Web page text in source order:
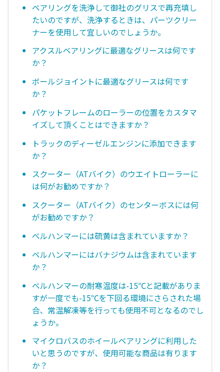
ベアリングを洗浄して御社のグリスで再充填し
たいのですが、洗浄するときは、パーツクリー
ナーを使用して宜しいのでしょうか。
アクスルベアリングに最適なグリースは何です
か？
ボールジョイントに最適なグリースは何です
か？
パケットフレームのローラーの位置をカスタマ
イズして頂くことはできますか？
トラックのディーゼルエンジンに添加できます
か？
スクーター（ATバイク）のウエイトローラーに
は何がお勧めですか？
スクーター（ATバイク）のセンターボスには何
がお勧めですか？
ベルハンマーには硫黄は含まれていますか？
ベルハンマーにはバナジウムは含まれています
か？
ベルハンマーの耐寒温度は-15℃と記載がありま
すが一度でも-15℃を下回る環境にさらされた場
合、常温解凍等を行っても使用不可となるのでし
ょうか。
マイクロバスのホイールベアリングに利用した
いと思うのですが、使用可能な商品は有ります
か？